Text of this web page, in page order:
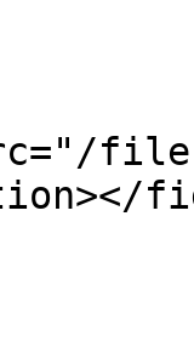
files/